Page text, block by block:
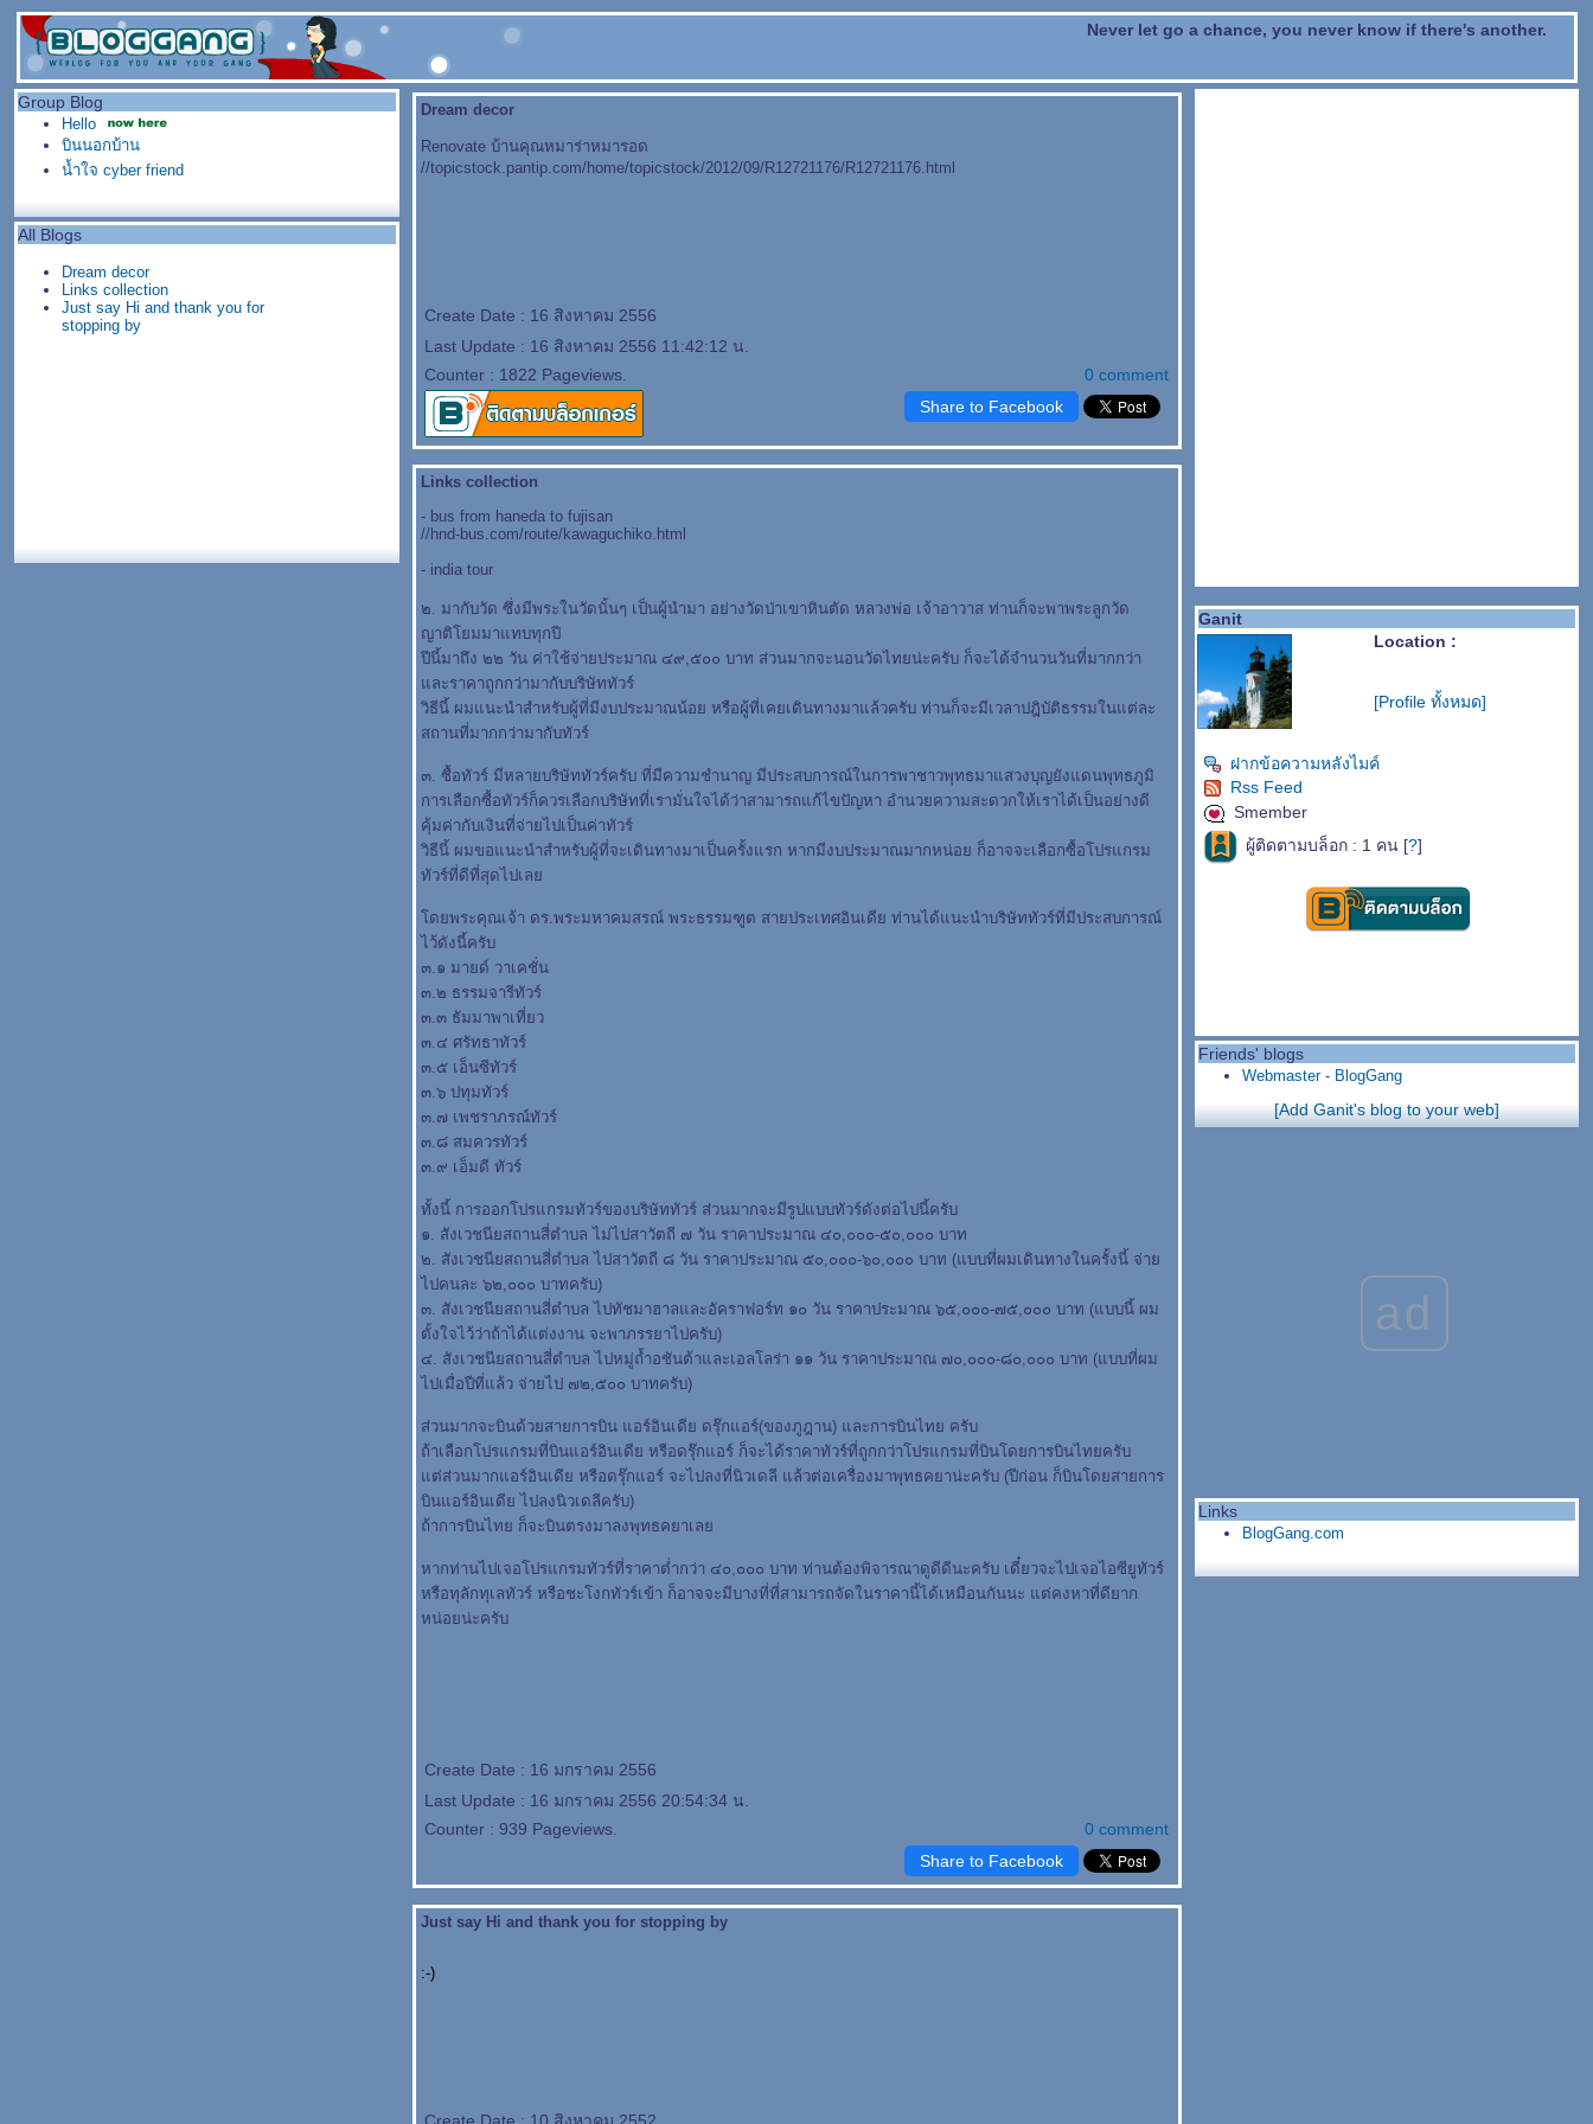
Never let go a chance, you never know if there's another.
Group Blog
Hello
บินนอกบ้าน
น้ำใจ cyber friend
All Blogs
Dream decor
Links collection
Just say Hi and thank you for
stopping by
Dream decor
Renovate บ้านคุณหมาร่าหมารอด
//topicstock.pantip.com/home/topicstock/2012/09/R12721176/R12721176.html
Create Date : 16 สิงหาคม 2556
Last Update : 16 สิงหาคม 2556 11:42:12 น.
Counter : 1822 Pageviews.
0 comment
Share to Facebook
Links collection
- bus from haneda to fujisan
//hnd-bus.com/route/kawaguchiko.html
- india tour
๒. มากับวัด ซึ่งมีพระในวัดนั้นๆ เป็นผู้นำมา อย่างวัดป่าเขาหินตัด หลวงพ่อ เจ้าอาวาส ท่านก็จะพาพระลูกวัด
ญาติโยมมาแทบทุกปี
ปีนี้มาถึง ๒๒ วัน ค่าใช้จ่ายประมาณ ๔๙,๕๐๐ บาท ส่วนมากจะนอนวัดไทยน่ะครับ ก็จะได้จำนวนวันที่มากกว่า
ละราคาถูกกว่ามากับบริษัททัวร์
วิธีนี้ ผมแนะนำสำหรับผู้ที่มีงบประมาณน้อย หรือผู้ที่เคยเดินทางมาแล้วครับ ท่านก็จะมีเวลาปฎิบัติธรรมในแต่ละ
สถานที่มากกว่ามากับทัวร์
๓. ซื้อทัวร์ มีหลายบริษัททัวร์ครับ ที่มีความชำนาญ มีประสบการณ์ในการพาชาวพุทธมาแสวงบุญยังแดนพุทธภูมิ
การเลือกซื้อทัวร์ก็ควรเลือกบริษัทที่เรามั่นใจได้ว่าสามารถแก้ไขปัญหา อำนวยความสะดวกให้เราได้เป็นอย่างดี
คุ้มค่ากับเงินที่จ่ายไปเป็นค่าทัวร์
วิธีนี้ ผมขอแนะนำสำหรับผู้ที่จะเดินทางมาเป็นครั้งแรก หากมีงบประมาณมากหน่อย ก็อาจจะเลือกซื้อโปรแกรม
ทัวร์ที่ดีที่สุดไปเล
ดยพระคุณเจ้า ดร.พระมหาคมสรณ์ พระธรรมฑูต สายประเทศอินเดีย ท่านได้แนะนำบริษัททัวร์ที่มีประสบการณ์
ไว้ดังนี้ครับ
๓.๑ มายด์ วาเคชั่น
๓.๒ ธรรมจารีทัวร์
๓.๓ ธัมมาพาเที่ยว
๓.๔ ศรัทธาทัวร์
๓.๕ เอ็นซีทัวร์
๓.๖ ปทุมทัวร์
๓.๗ เพชราภรณ์ทัวร์
๓.๘ สมควรทัวร์
๓.๙ เอ็มดี ทัวร์
ทั้งนี้ การออกโปรแกรมทัวร์ของบริษัททัวร์ ส่วนมากจะมีรูปแบบทัวร์ดังต่อไปนี้ครับ
๑. สังเวชนียสถานสี่ตำบล ไม่ไปสาวัตถี ๗ วัน ราคาประมาณ ๔๐,๐๐๐-๕๐,๐๐๐ บาท
๒. สังเวชนียสถานสี่ตำบล ไปสาวัตถี ๘ วัน ราคาประมาณ ๕๐,๐๐๐-๖๐,๐๐๐ บาท (แบบที่ผมเดินทางในครั้งนี้ จ่า
ไปคนละ ๖๒,๐๐๐ บาทครับ)
๓. สังเวชนียสถานสี่ตำบล ไปทัชมาฮาลและอัคราฟอร์ท ๑๐ วัน ราคาประมาณ ๖๕,๐๐๐-๗๕,๐๐๐ บาท (แบบนี้ ผม
ตั้งใจไว้ว่าถ้าได้แต่งงาน จะพาภรรยาไปครับ)
๔. สังเวชนียสถานสี่ตำบล ไปหมู่ถ้ำอชันต้าและเอลโลร่า ๑๑ วัน ราคาประมาณ ๗๐,๐๐๐-๘๐,๐๐๐ บาท (แบบที่ผม
ไปเมื่อปีที่แล้ว จ่ายไป ๗๒,๕๐๐ บาทครับ)
ส่วนมากจะบินด้วยสายการบิน แอร์อินเดีย ดรุ๊กแอร์(ของภูฎาน) และการบินไทย ครับ
ถ้าเลือกโปรแกรมที่บินแอร์อินเดีย หรือดรุ๊กแอร์ ก็จะได้ราคาทัวร์ที่ถูกกว่าโปรแกรมที่บินโดยการบินไทยครับ
ต่ส่วนมากแอร์อินเดีย หรือดรุ๊กแอร์ จะไปลงที่นิวเดลี แล้วต่อเครื่องมาพุทธคยาน่ะครับ (ปีก่อน ก็บินโดยสายการ
บินแอร์อินเดีย ไปลงนิวเดลีครับ)
ถ้าการบินไทย ก็จะบินตรงมาลงพุทธคยาเล
หากท่านไปเจอโปรแกรมทัวร์ที่ราคาต่ำกว่า ๔๐,๐๐๐ บาท ท่านต้องพิจารณาดูดีดีนะครับ เดี๋ยวจะไปเจอไอซียูทัวร์
หรือทุลักทุเลทัวร์ หรือชะโงกทัวร์เข้า ก็อาจจะมีบางที่ที่สามารถจัดในราคานี้ได้เหมือนกันนะ แต่คงหาที่ดียาก
หน่อยน่ะครับ
Create Date : 16 มกราคม 2556
Last Update : 16 มกราคม 2556 20:54:34 น.
Counter : 939 Pageviews.
0 comment
Share to Facebook
Just say Hi and thank you for stopping by
:-)
Ganit
Location :
[Profile ทั้งหมด]
ฝากข้อความหลังไมค์
Rss Feed
Smember
ผู้ติดตามบล็อก : 1 คน [?]
Friends' blogs
Webmaster - BlogGang
[Add Ganit's blog to your web]
ad
Links
BlogGang.com